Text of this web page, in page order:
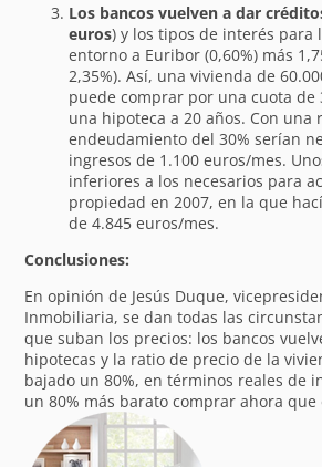
Los bancos vuelven a dar
euros) y los tipos de interés para
entorno a Euribor (0,60%) más
2,35%). Así, una vivienda de
puede comprar por una cuota de
una hipoteca a 20 años. Con una
endeudamiento del 30% serían
ingresos de 1.100 euros/mes.
inferiores a los necesarios para
propiedad en 2007, en la que
de 4.845 euros/mes.
Conclusiones:
En opinión de Jesús Duque,
Inmobiliaria, se dan todas las
que suban los precios: los bancos
hipotecas y la ratio de precio de la
bajado un 80%, en términos reales de
un 80% más barato comprar ahora que